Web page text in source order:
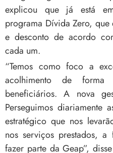
explicou que já está
programa Dívida Zero,
e desconto de acordo
cada um.
“Temos como foco a
acolhimento de forma
beneficiários. A nova
Perseguimos diariamente
estratégico que nos
nos serviços prestados,
fazer parte da Geap”,